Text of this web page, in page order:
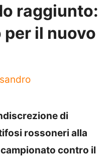
raggiunto:
per il nuovo
di
rossoneri alla
contro il